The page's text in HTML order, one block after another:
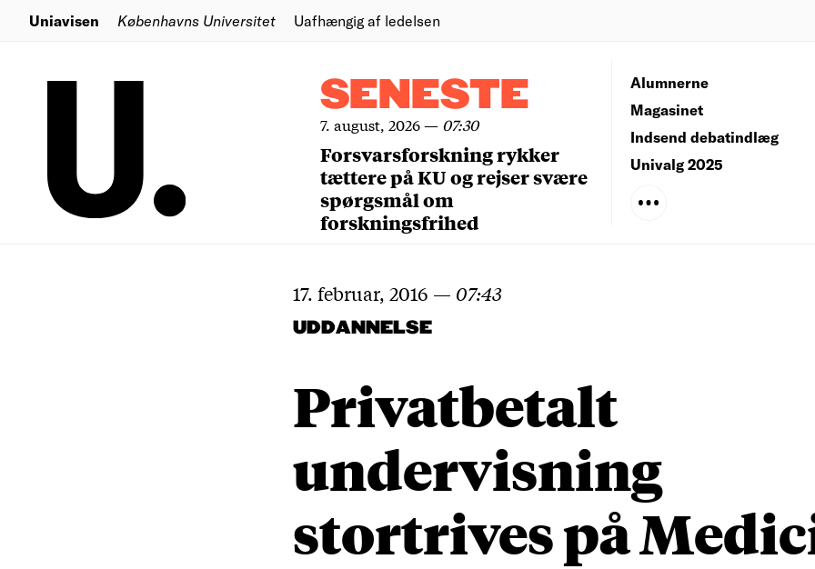
Uniavisen Københavns Universitet Uafhængig af ledelsen
SENESTE
7. august, 2026— 07:30
Forsvarsforskning rykker
tættere på KU og rejser svære
spørgsmål om
forskningsfrihed
Alumnerne
Magasinet
Indsend debatindlæg
Univalg 2025
17. februar, 2016 — 07:43
UDDANNELSE
Privatbetalt
undervisning
stortrives på